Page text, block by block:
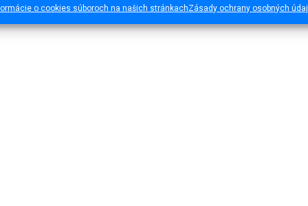
o cookies súboroch na našich stránkachZásady ochrany osobných